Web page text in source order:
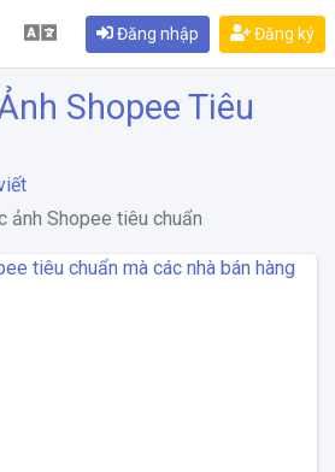
Đăng nhập Đăng ký
Shopee Tiêu
ảnh Shopee tiêu chuẩn